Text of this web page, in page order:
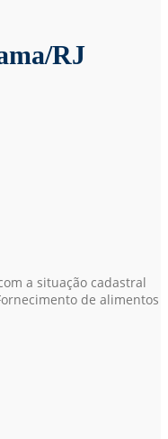
RJ
a situação cadastral
de alimentos